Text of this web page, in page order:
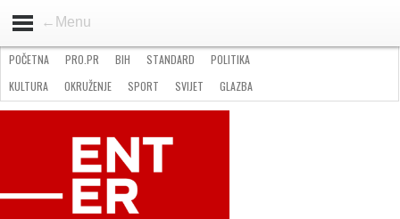
←Menu
STANDARD
GOSPODARSTVO
OKRUŽENJE
POČETNA PRO.PR BIH STANDARD
POLITIKA
KULTURA
OKRUŽENJE SPORT SVIJET
GLAZBA
NATJEČAJI
FILMING LOCATION IN BH KONTAKT